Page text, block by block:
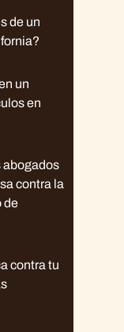
de un
un
en
abogados
contra la
de
contra tu